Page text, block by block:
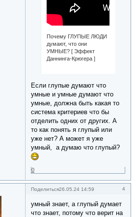
Почему ГЛУПЫЕ ЛЮДИ
думают, что они
УМНЫЕ? [ Эффект
Даннинга-Крюгера ]
Если глупые думают что
умные и умные думают что
умные, должна быть какая то
система критериев что бы
отделить одних от других. А
то как понять я глупый или
уже нет? А может я уже
умный, а думаю что глупый?
0
Поделиться 4
26.05.24 14:59
умный знает, а глупый думает
что знает, потому что верит на